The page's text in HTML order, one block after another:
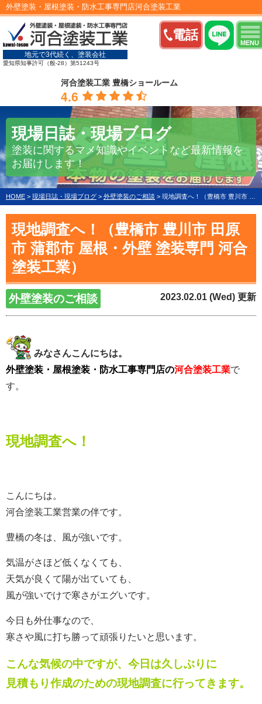
電話
MENU
外壁塗装・屋根塗装・防水工事専門店河合塗装工業
地元で3代続く、塗装会社
愛知県知事許可（般-28）第51243号
河合塗装工業 豊橋ショールーム
4.6
現場日誌・現場ブログ
塗装に関するマメ知識やイベントなど最新情報を
お届けします！
HOME > 現場日誌・現場ブログ > 外壁塗装のご相談 > 現地調査へ！（豊橋市 豊川市 田原市 蒲郡市 屋根・外壁 塗装専門 河合塗装工業）
現地調査へ！（豊橋市 豊川市 田原
市 蒲郡市 屋根・外壁 塗装専門 河合
塗装工業）
外壁塗装のご相談 2023.02.01 (Wed) 更新
みなさんこんにちは。
外壁塗装・屋根塗装・防水工事専門店の河合塗装工業で
す。
現地調査へ！
こんにちは。
河合塗装工業営業の伴です。
豊橋の冬は、風が強いです。
気温がさほど低くなくても、
天気が良くて陽が出ていても、
風が強いでけで寒さがエグいです。
今日も外仕事なので、
寒さや風に打ち勝って頑張りたいと思います。
こんな気候の中ですが、今日は久しぶりに
見積もり作成のための現地調査に行ってきます。